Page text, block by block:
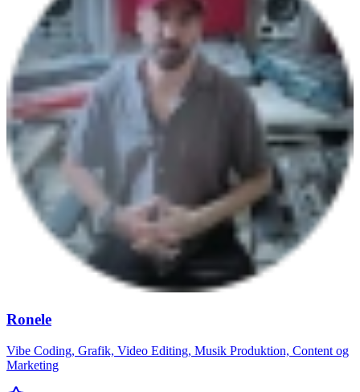
Ronele
Vibe Coding, Grafik, Video Editing, Musik Produktion, Content og
Marketing